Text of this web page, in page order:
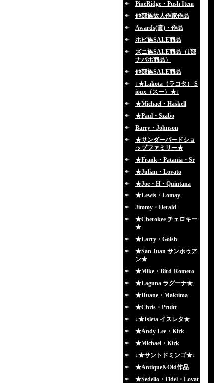
PineRidge・Push Item
他部族故人作家作品
Awards(賞)・作品
ホピ族SALE商品
ズニ族SALE商品（1部
ナバホ商品）
他部族SALE商品
↓★Lakota（ラコタ） S
ioux（スー）★↓
★Michael・Haskell
★Paul・Szabo
Barry・Johnson
★サンダーバードショ
ップファミリー★
★Frank・Patania・Sr
★Julian・Lovato
★Joe・H・Quintana
★Lewis・Lomay
Jimmy・Herald
★Cherokee チェロキー
★
★Larry・Golsh
★San Juan サンホゥア
ン★
★Mike・Bird-Romero
★Laguna ラグーナ★
★Duane・Maktima
★Chris・Pruitt
↓★Isleta イスレタ★
★Andy Lee・Kirk
★Michael・Kirk
↓★サントドミンゴ★↓
★Antique&Old作品
★Sedelio・Fidel・Lovat